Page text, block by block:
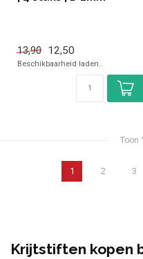
13,90 12,50
Beschikbaarheid laden..
Toon 1
1 2 3
Krijtstiften kopen